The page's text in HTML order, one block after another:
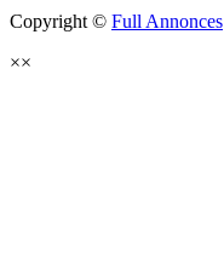
Copyright © Full Annonces
××